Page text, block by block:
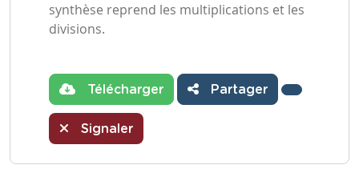
synthèse reprend les multiplications et les
divisions.
Télécharger Partager
Signaler